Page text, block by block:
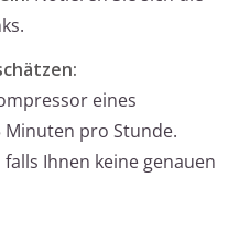
eines
Minuten pro Stunde.
Ihnen keine genauen